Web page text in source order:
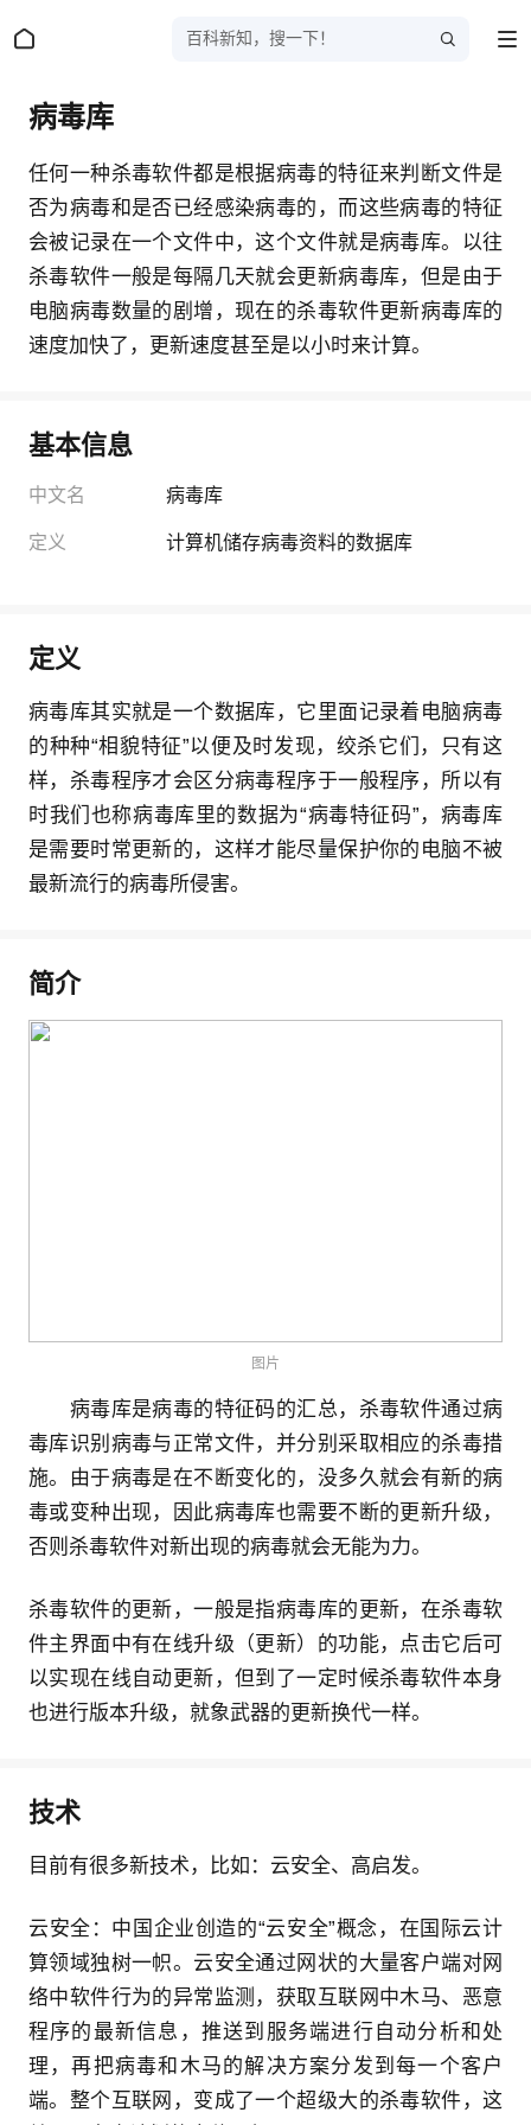
百科新知，搜一下！
病毒库
任何一种杀毒软件都是根据病毒的特征来判断文件是
否为病毒和是否已经感染病毒的，而这些病毒的特征
会被记录在一个文件中，这个文件就是病毒库。以往
杀毒软件一般是每隔几天就会更新病毒库，但是由于
电脑病毒数量的剧增，现在的杀毒软件更新病毒库的
速度加快了，更新速度甚至是以小时来计算。
基本信息
中文名 病毒库
定义 计算机储存病毒资料的数据库
定义
病毒库其实就是一个数据库，它里面记录着电脑病毒
的种种“相貌特征”以便及时发现，绞杀它们，只有这
样，杀毒程序才会区分病毒程序于一般程序，所以有
时我们也称病毒库里的数据为“病毒特征码”，病毒库
是需要时常更新的，这样才能尽量保护你的电脑不被
最新流行的病毒所侵害。
简介
图片
病毒库是病毒的特征码的汇总，杀毒软件通过病
毒库识别病毒与正常文件，并分别采取相应的杀毒措
施。由于病毒是在不断变化的，没多久就会有新的病
毒或变种出现，因此病毒库也需要不断的更新升级，
否则杀毒软件对新出现的病毒就会无能为力。
杀毒软件的更新，一般是指病毒库的更新，在杀毒软
件主界面中有在线升级（更新）的功能，点击它后可
以实现在线自动更新，但到了一定时候杀毒软件本身
也进行版本升级，就象武器的更新换代一样。
技术
目前有很多新技术，比如：云安全、高启发。
云安全：中国企业创造的“云安全”概念，在国际云计
算领域独树一帜。云安全通过网状的大量客户端对网
络中软件行为的异常监测，获取互联网中木马、恶意
程序的最新信息，推送到服务端进行自动分析和处
理，再把病毒和木马的解决方案分发到每一个客户
端。整个互联网，变成了一个超级大的杀毒软件，这